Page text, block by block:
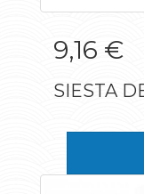
9,16 €
SIESTA